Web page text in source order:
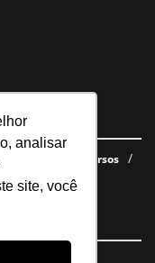
analisar
site, você
gratuitos
Cursos